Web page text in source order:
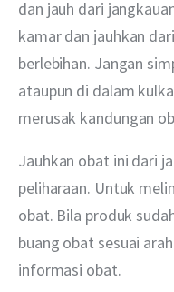
dan jauh dari
kamar dan jauhkan
berlebihan. Jangan
ataupun di dalam
merusak kandungan
Jauhkan obat ini dari
peliharaan. Untuk
obat. Bila produk
buang obat sesuai
informasi obat.